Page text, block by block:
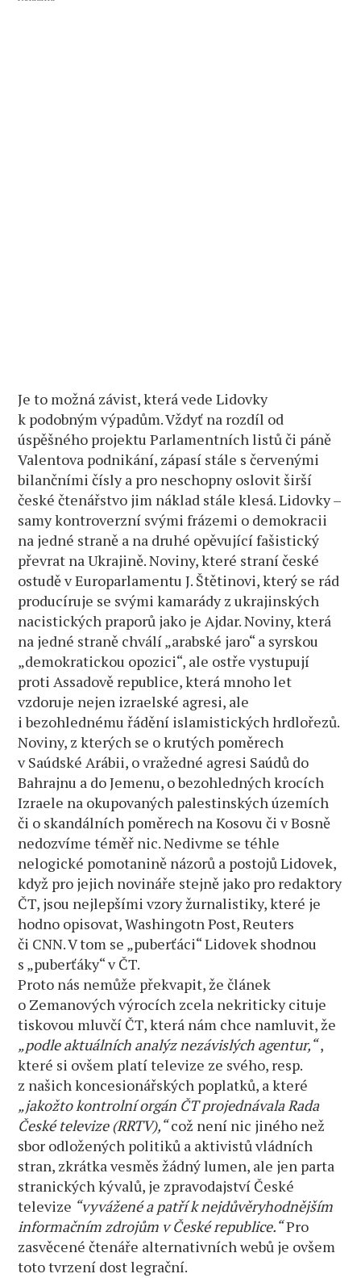
Je to možná závist, která vede Lidovky
k podobným výpadům. Vždyť na rozdíl od
úspěšného projektu Parlamentních listů či páně
Valentova podnikání, zápasí stále s červenými
bilančními čísly a pro neschopny oslovit širší
české čtenářstvo jim náklad stále klesá. Lidovky –
samy kontroverzní svými frázemi o demokracii
na jedné straně a na druhé opěvující fašistický
převrat na Ukrajině. Noviny, které straní české
ostudě v Europarlamentu J. Štětinovi, který se rád
producíruje se svými kamarády z ukrajinských
nacistických praporů jako je Ajdar. Noviny, která
na jedné straně chválí „arabské jaro“ a syrskou
„demokratickou opozici“, ale ostře vystupují
proti Assadově republice, která mnoho let
vzdoruje nejen izraelské agresi, ale
i bezohlednému řádění islamistických hrdlořezů.
Noviny, z kterých se o krutých poměrech
v Saúdské Arábii, o vražedné agresi Saúdů do
Bahrajnu a do Jemenu, o bezohledných krocích
Izraele na okupovaných palestinských územích
či o skandálních poměrech na Kosovu či v Bosně
nedozvíme téměř nic. Nedivme se téhle
nelogické pomotanině názorů a postojů Lidovek,
když pro jejich novináře stejně jako pro redaktory
ČT, jsou nejlepšími vzory žurnalistiky, které je
hodno opisovat, Washingotn Post, Reuters
či CNN. V tom se „puberťáci“ Lidovek shodnou
s „puberťáky“ v ČT.
Proto nás nemůže překvapit, že článek
o Zemanových výrocích zcela nekriticky cituje
tiskovou mluvčí ČT, která nám chce namluvit, že
„podle aktuálních analýz nezávislých agentur,“,
které si ovšem platí televize ze svého, resp.
z našich koncesionářských poplatků, a které
„jakožto kontrolní orgán ČT projednávala Rada
České televize (RRTV),“což není nic jiného než
sbor odložených politiků a aktivistů vládních
stran, zkrátka vesměs žádný lumen, ale jen parta
stranických kývalů, je zpravodajství České
televize “vyvážené a patří k nejdůvěryhodnějším
informačním zdrojům v České republice.“Pro
zasvěcené čtenáře alternativních webů je ovšem
toto tvrzení dost legrační.